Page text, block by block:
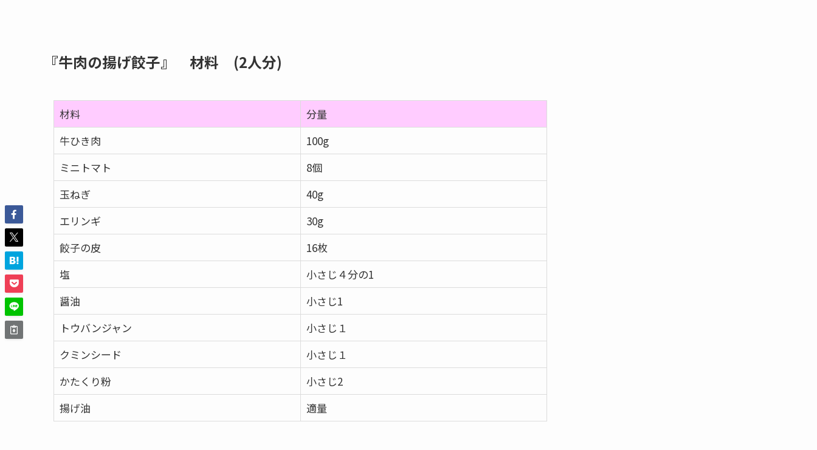
『牛肉の揚げ餃子』 材料 (2人分)
材料
分量
牛ひき肉
100g
ミニトマト
8個
玉ねぎ
40g
エリンギ
30g
餃子の皮
16枚
塩
小さじ４分の1
醤油
小さじ1
トウバンジャン
小さじ１
クミンシード
小さじ１
かたくり粉
小さじ2
揚げ油
適量